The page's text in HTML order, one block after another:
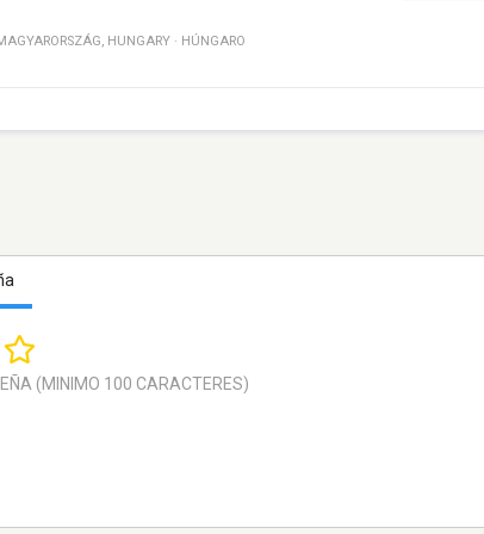
, HUNGARY · HÚNGARO